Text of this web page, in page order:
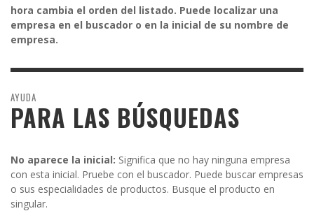
hora cambia el orden del listado. Puede localizar una
empresa en el buscador o en la inicial de su nombre de
empresa.
AYUDA
PARA LAS BÚSQUEDAS
No aparece la inicial: Significa que no hay ninguna empresa
con esta inicial. Pruebe con el buscador. Puede buscar empresas
o sus especialidades de productos. Busque el producto en
singular.